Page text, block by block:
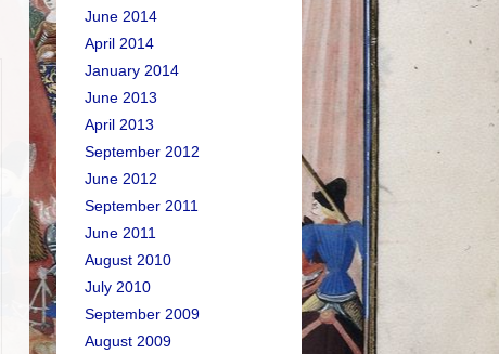
June 2014
April 2014
January 2014
June 2013
April 2013
September 2012
June 2012
September 2011
June 2011
August 2010
July 2010
September 2009
August 2009